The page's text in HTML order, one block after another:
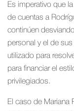
Es imperativo que
de cuentas a
continúen
personal y el de
utilizado para
para financiar el
privilegiados.
El caso de Mariana